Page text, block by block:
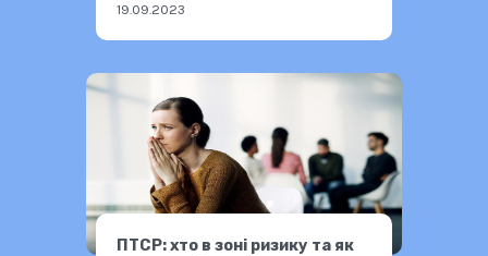
19.09.2023
ПТСР: хто в зоні ризику та як